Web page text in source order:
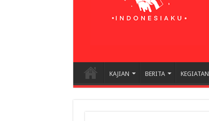
KAJIAN BERITA KEGIATAN